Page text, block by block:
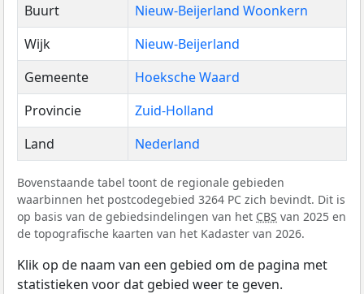
Buurt
Nieuw-Beijerland Woonkern
Wijk
Nieuw-Beijerland
Gemeente
Hoeksche Waard
Provincie
Zuid-Holland
Land
Nederland
Bovenstaande tabel toont de regionale gebieden
waarbinnen het postcodegebied 3264 PC zich bevindt. Dit is
op basis van de gebiedsindelingen van het CBS van 2025 en
de topografische kaarten van het Kadaster van 2026.
Klik op de naam van een gebied om de pagina met
statistieken voor dat gebied weer te geven.